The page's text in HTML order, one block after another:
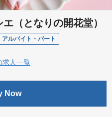
（となりの開花堂）
アルバイト・パート
求人一覧
Now